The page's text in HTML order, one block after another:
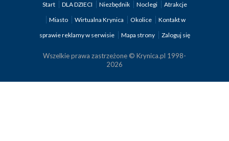
Start DLA DZIECI Niezbędnik Noclegi
Atrakcje
Miasto
Wirtualna Krynica Okolice
Kontakt w
sprawie reklamy w serwisie
Mapa strony Zaloguj się
Wszelkie prawa zastrzeżone © Krynica.pl 1998-
2026